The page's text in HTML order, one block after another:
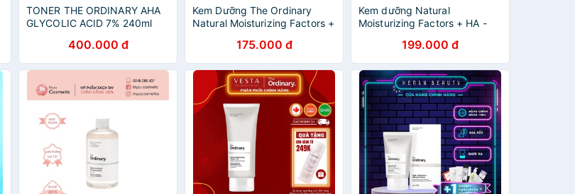
TONER THE ORDINARY AHA
GLYCOLIC ACID 7% 240ml
400.000 đ
Kem Dưỡng The Ordinary
Natural Moisturizing Factors +
175.000 đ
Kem dưỡng Natural
Moisturizing Factors + HA -
199.000 đ